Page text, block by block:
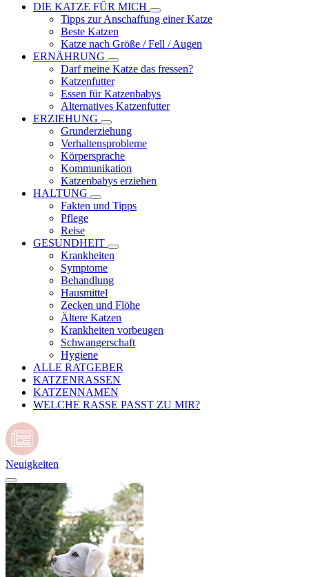
DIE KATZE FÜR MICH
Tipps zur Anschaffung einer Katze
Beste Katzen
Katze nach Größe / Fell / Augen
ERNÄHRUNG
Darf meine Katze das fressen?
Katzenfutter
Essen für Katzenbabys
Alternatives Katzenfutter
ERZIEHUNG
Grunderziehung
Verhaltensprobleme
Körpersprache
Kommunikation
Katzenbabys erziehen
HALTUNG
Fakten und Tipps
Pflege
Reise
GESUNDHEIT
Krankheiten
Symptome
Behandlung
Hausmittel
Zecken und Flöhe
Ältere Katzen
Krankheiten vorbeugen
Schwangerschaft
Hygiene
ALLE RATGEBER
KATZENRASSEN
KATZENNAMEN
WELCHE RASSE PASST ZU MIR?
Neuigkeiten